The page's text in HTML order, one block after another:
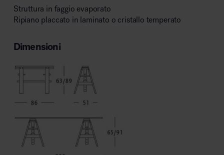
Struttura in faggio evaporato
Ripiano placcato in laminato o cristallo temperato
Dimensioni